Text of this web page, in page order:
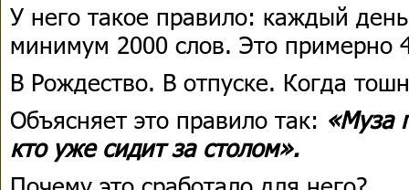
У него такое правило: каждый
минимум 2000 слов. Это примерно
В Рождество. В отпуске. Когда
Объясняет это правило так: «Муза
кто уже сидит за столом».